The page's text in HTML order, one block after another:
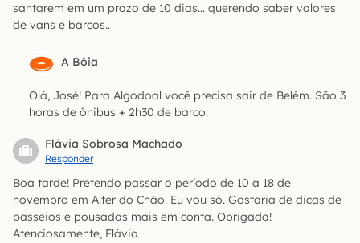
santarem em um prazo de 10 dias… querendo saber valores
de vans e barcos..
A Bóia
Olá, José! Para Algodoal você precisa sair de Belém. São 3
horas de ônibus + 2h30 de barco.
Flávia Sobrosa Machado
Responder
Boa tarde! Pretendo passar o período de 10 a 18 de
novembro em Alter do Chão. Eu vou só. Gostaria de dicas de
passeios e pousadas mais em conta. Obrigada!
Atenciosamente, Flávia